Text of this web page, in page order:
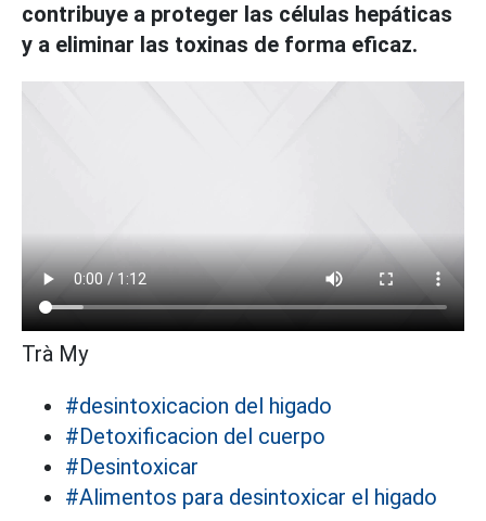
contribuye a proteger las células hepáticas
y a eliminar las toxinas de forma eficaz.
Trà My
#desintoxicacion del higado
#Detoxificacion del cuerpo
#Desintoxicar
#Alimentos para desintoxicar el higado